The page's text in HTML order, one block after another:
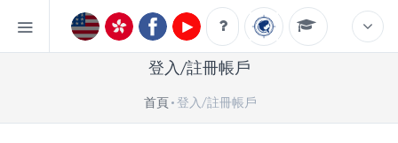
登入/註冊帳戶
首頁 登入/註冊帳戶